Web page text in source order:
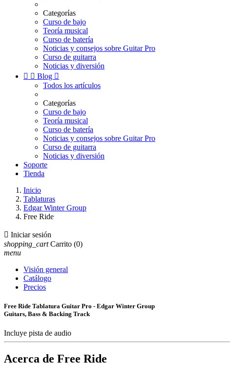
Categorías
Curso de bajo
Teoría musical
Curso de batería
Noticias y consejos sobre Guitar Pro
Curso de guitarra
Noticias y diversión
  Blog 
Todos los artículos
Categorías
Curso de bajo
Teoría musical
Curso de batería
Noticias y consejos sobre Guitar Pro
Curso de guitarra
Noticias y diversión
Soporte
Tienda
Inicio
Tablaturas
Edgar Winter Group
Free Ride
 Iniciar sesión
shopping_cart Carrito (0)
menu
Visión general
Catálogo
Precios
Free Ride Tablatura Guitar Pro - Edgar Winter Group
Guitars, Bass & Backing Track
Incluye pista de audio
Acerca de Free Ride